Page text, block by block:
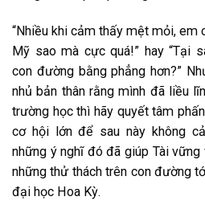
“Nhiều khi cảm thấy mệt mỏi, em
Mỹ sao mà cực quá!” hay “Tại
con đường bằng phẳng hơn?”
nhủ bản thân rằng mình đã liều
trường học thì hãy quyết tâm
cơ hội lớn để sau này không
những ý nghĩ đó đã giúp Tài
những thử thách trên con đường
đại học Hoa Kỳ.